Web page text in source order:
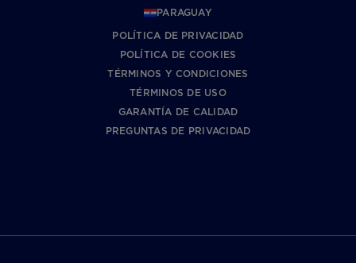
PARAGUAY
POLÍTICA DE PRIVACIDAD
POLÍTICA DE COOKIES
TÉRMINOS Y CONDICIONES
TÉRMINOS DE USO
GARANTÍA DE CALIDAD
PREGUNTAS DE PRIVACIDAD